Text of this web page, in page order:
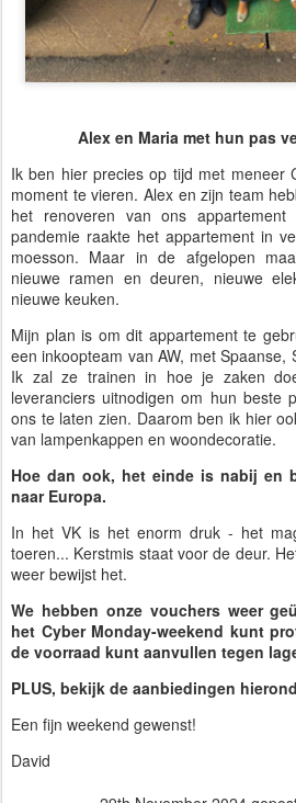
Alex en Maria met hun pas
Ik ben hier precies op tijd met meneer
moment te vieren. Alex en zijn team
het renoveren van ons
pandemie raakte het appartement in
moesson. Maar in de afgelopen
nieuwe ramen en deuren, nieuwe
nieuwe keuken.
Mijn plan is om dit appartement te
een inkoopteam van AW, met Spaanse,
Ik zal ze trainen in hoe je zaken
leveranciers uitnodigen om hun beste
ons te laten zien. Daarom ben ik hier
van lampenkappen en woondecoratie.
Hoe dan ook, het einde is nabij en
naar Europa.
In het VK is het enorm druk - het
toeren... Kerstmis staat voor de deur.
weer bewijst het.
We hebben onze vouchers weer
het Cyber Monday-weekend kunt
de voorraad kunt aanvullen tegen
PLUS, bekijk de aanbiedingen
Een fijn weekend gewenst!
David